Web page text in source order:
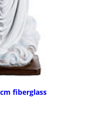
fiberglass